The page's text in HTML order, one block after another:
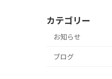
カテゴリー
お知らせ
ブログ